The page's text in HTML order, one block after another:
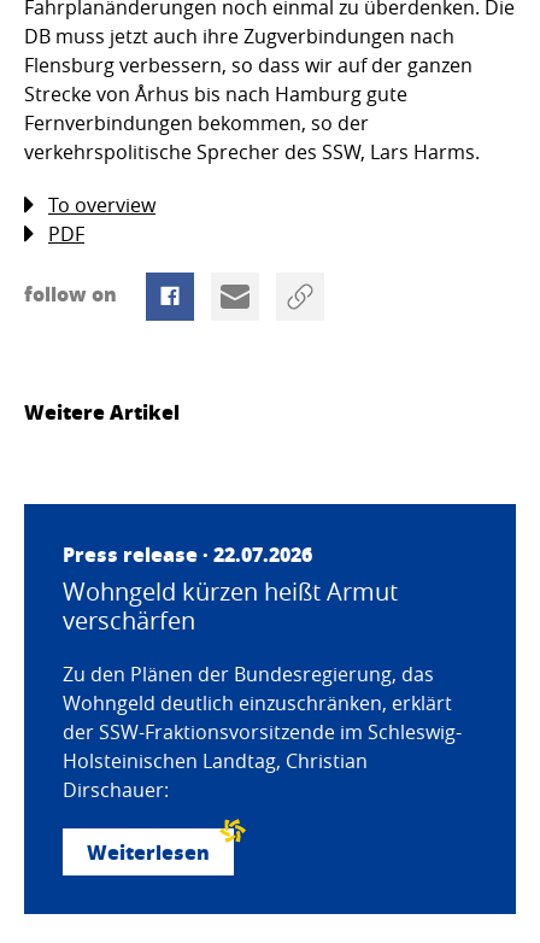
Fahrplanänderungen noch einmal zu überdenken. Die
DB muss jetzt auch ihre Zugverbindungen nach
Flensburg verbessern, so dass wir auf der ganzen
Strecke von Århus bis nach Hamburg gute
Fernverbindungen bekommen, so der
verkehrspolitische Sprecher des SSW, Lars Harms.
To overview
PDF
follow on
Weitere Artikel
Press release · 22.07.2026
Wohngeld kürzen heißt Armut
verschärfen
Zu den Plänen der Bundesregierung, das
Wohngeld deutlich einzuschränken, erklärt
der SSW-Fraktionsvorsitzende im Schleswig-
Holsteinischen Landtag, Christian
Dirschauer:
Weiterlesen